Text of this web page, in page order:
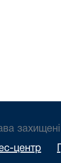
захищені
центр